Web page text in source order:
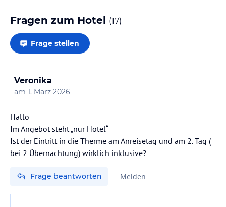
Fragen zum Hotel (17)
Frage stellen
Veronika
am 1. März 2026
Hallo
Im Angebot steht „nur Hotel“
Ist der Eintritt in die Therme am Anreisetag und am 2. Tag (
bei 2 Übernachtung) wirklich inklusive?
Frage beantworten Melden